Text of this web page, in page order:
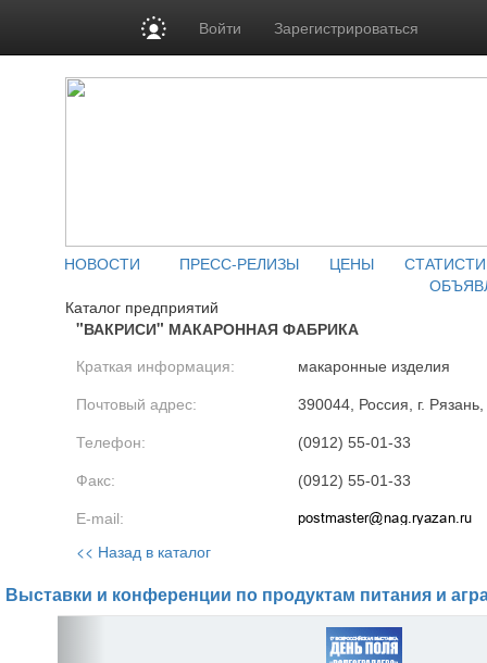
Войти Зарегистрироваться
НОВОСТИ ПРЕСС-РЕЛИЗЫ ЦЕНЫ
Каталог предприятий
"ВАКРИСИ" МАКАРОННАЯ ФАБРИКА
Краткая информация: макаронные изделия
Почтовый адрес: 390044, Россия, г.
Телефон: (0912) 55-01-33
Факс: (0912) 55-01-33
E-mail:
<< Назад в каталог
Выставки и конференции по продуктам питания и